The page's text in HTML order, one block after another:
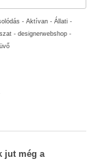
- Aktívan - Állati -
- designerwebshop -
jut még a